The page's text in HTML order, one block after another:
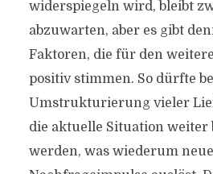
widerspiegeln wird, bleibt
abzuwarten, aber es gibt
Faktoren, die für den
positiv stimmen. So dürfte
Umstrukturierung vieler
die aktuelle Situation weiter
werden, was wiederum neue